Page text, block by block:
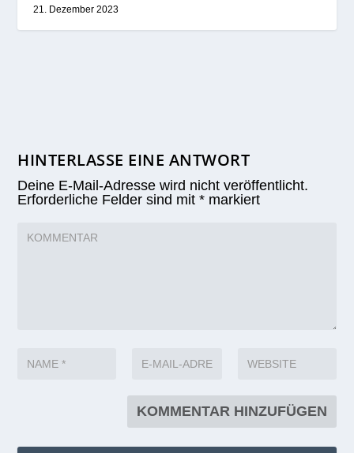
21. Dezember 2023
HINTERLASSE EINE ANTWORT
Deine E-Mail-Adresse wird nicht veröffentlicht.
Erforderliche Felder sind mit* markiert